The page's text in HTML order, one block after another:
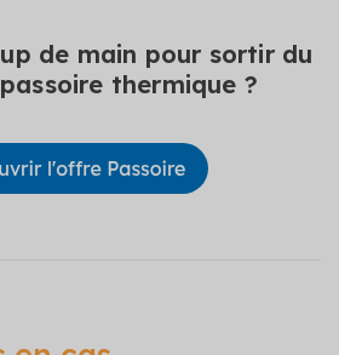
de main pour sortir du
thermique ?